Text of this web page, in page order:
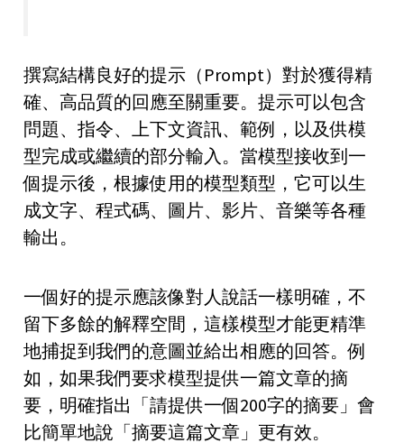
撰寫結構良好的提示（Prompt）對於獲得精
確、高品質的回應至關重要。提示可以包含
問題、指令、上下文資訊、範例，以及供模
型完成或繼續的部分輸入。當模型接收到一
個提示後，根據使用的模型類型，它可以生
成文字、程式碼、圖片、影片、音樂等各種
輸出。
一個好的提示應該像對人說話一樣明確，不
留下多餘的解釋空間，這樣模型才能更精準
地捕捉到我們的意圖並給出相應的回答。例
如，如果我們要求模型提供一篇文章的摘
要，明確指出「請提供一個200字的摘要」會
比簡單地說「摘要這篇文章」更有效。